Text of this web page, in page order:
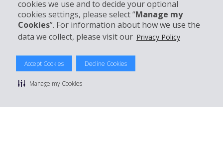
cookies we use and to decide your optional
cookies settings, please select “Manage my
Cookies”. For information about how we use the
data we collect, please visit our Privacy Policy
Accept Cookies Decline Cookies
Manage my Cookies
Boek bij Hertz
© 2026 The Hertz System, Inc.
Privacybeleid | Gebruiksvoorwaarden |
Sitemap